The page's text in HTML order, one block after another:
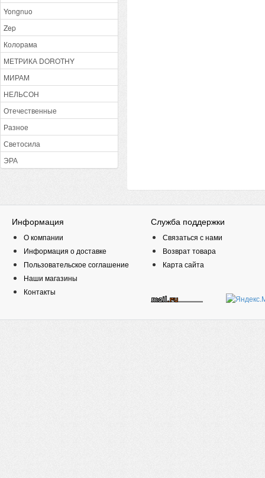
Yongnuo
Zep
Колорама
МЕТРИКА DOROTHY
МИРАМ
НЕЛЬСОН
Отечественные
Разное
Светосила
ЭРА
Информация
О компании
Информация о доставке
Пользовательское соглашение
Наши магазины
Контакты
Служба поддержки
Связаться с нами
Возврат товара
Карта сайта